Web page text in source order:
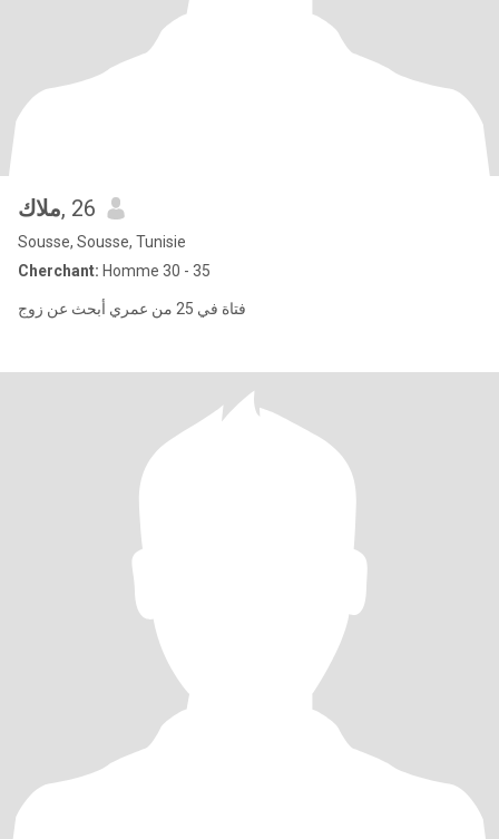
ملاك, 26
Sousse, Sousse, Tunisie
Cherchant: Homme 30 - 35
فتاة في 25 من عمري أبحث عن زوج